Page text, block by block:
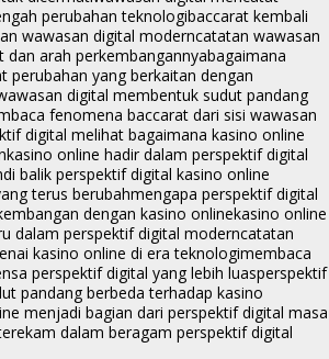
perubahan teknologibaccarat kembali
wawasan digital moderncatatan wawasan
arah perkembangannyabagaimana
perubahan yang berkaitan dengan
digital membentuk sudut pandang
fenomena baccarat dari sisi wawasan
digital melihat bagaimana kasino online
kasino online hadir dalam perspektif digital
di balik perspektif digital kasino online
terus berubahmengapa perspektif digital
dengan kasino onlinekasino online
dalam perspektif digital moderncatatan
kasino online di era teknologimembaca
perspektif digital yang lebih luasperspektif
pandang berbeda terhadap kasino
menjadi bagian dari perspektif digital masa
dalam beragam perspektif digital